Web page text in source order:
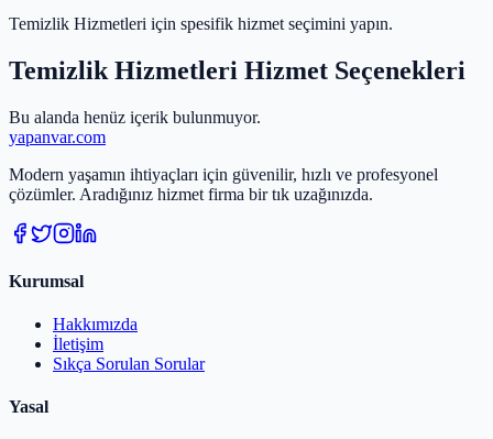
Temizlik Hizmetleri için spesifik hizmet seçimini yapın.
Temizlik Hizmetleri Hizmet Seçenekleri
Bu alanda henüz içerik bulunmuyor.
yapanvar.com
Modern yaşamın ihtiyaçları için güvenilir, hızlı ve profesyonel
çözümler. Aradığınız hizmet firma bir tık uzağınızda.
Kurumsal
Hakkımızda
İletişim
Sıkça Sorulan Sorular
Yasal